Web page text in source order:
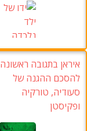
איראן בתגובה ראשונה
להסכם ההגנה של
סעודיה, טורקיה
ופקיסטן